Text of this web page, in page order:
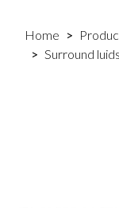
Home
Surround